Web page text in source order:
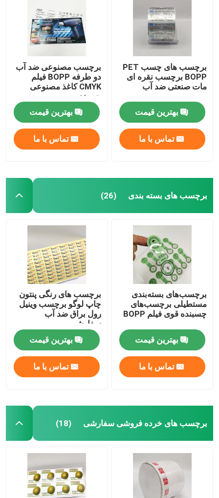
محصولات
برچسب های چسب دار
برچسب های بسته بندی
برچسب های خرده فروشی سفارشی
برچسب های چسب مواد غذایی
برچسب های لوازم آرایشی ضد آب
چاپ لیبل دارویی
برچسب های چسب شراب
برچسب محصولات شیمیایی
برچسب های ملزومات خانگی
برچسب های هشدار دهنده
چاپ لیبل داده های متغیر
استیکرهای اپوکسی سه بعدی
برچسب های سفارشی برش قالب
برچسب های چسب PET
BOPP برچسب نقره ای
مات صنعتی ضد آب
بهترین قیمت
تماس با ما
برچسب مصنوعی ضد آب
دو طرفه BOPP فیلم
CMYK کاغذ مصنوعی
چسبنده
بهترین قیمت
تماس با ما
برچسب های بسته بندی (26)
برچسب‌های بسته‌بندی
مستطیلی برچسب‌های
چسبنده قوی فیلم BOPP
بهترین قیمت
تماس با ما
برچسب های رنگی پنتون
چاپ لوگو برچسب وینیل
رول براق ضد آب
سفارشی
بهترین قیمت
تماس با ما
برچسب های خرده فروشی سفارشی (18)